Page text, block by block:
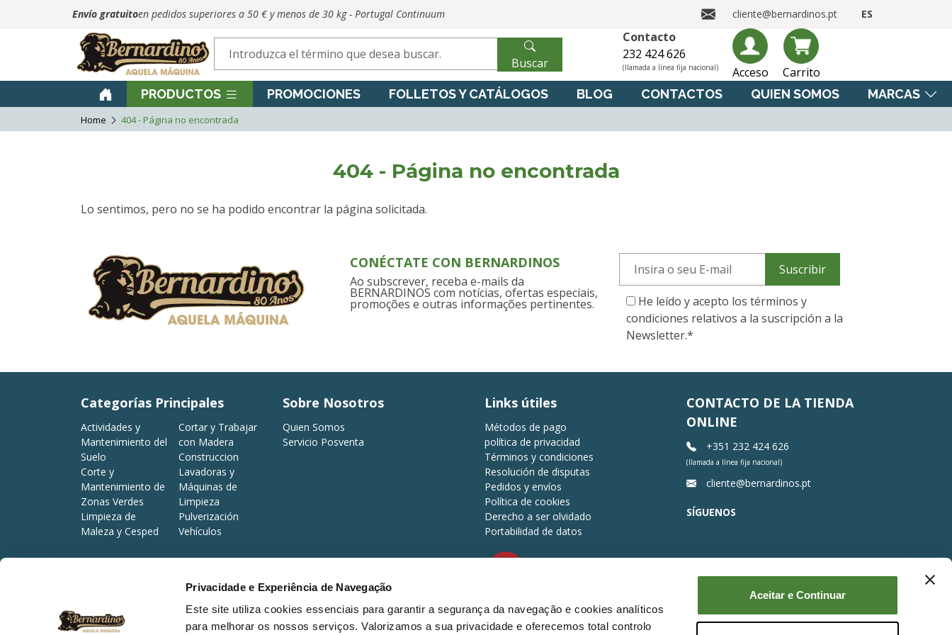
Privacidade e Experiência de Navegação
Este site utiliza cookies essenciais para garantir a segurança da navegação e cookies analíticos
para melhorar os nossos serviços. Valorizamos a sua privacidade e oferecemos total controlo
Aceitar e Continuar
Envío gratuitoen pedidos superiores a 50 € y menos de 30 kg - Portugal Continuum cliente@bernardinos.pt ES
Buscar
Contacto
232 424 626
(llamada a línea fija nacional) Acceso Carrito
PRODUCTOS PROMOCIONES FOLLETOS Y CATÁLOGOS BLOG CONTACTOS QUIEN SOMOS MARCAS
Home 404 - Página no encontrada
404 - Página no encontrada
Lo sentimos, pero no se ha podido encontrar la página solicitada.
CONÉCTATE CON BERNARDINOS
Ao subscrever, receba e-mails da
BERNARDINOS com notícias, ofertas especiais,
promoções e outras informações pertinentes.
Suscribir
He leído y acepto los términos y
condiciones relativos a la suscripción a la
Newsletter.*
Categorías Principales
Actividades y
Mantenimiento del
Suelo
Corte y
Mantenimiento de
Zonas Verdes
Limpieza de
Maleza y Cesped
Cortar y Trabajar
con Madera
Construccion
Lavadoras y
Máquinas de
Limpieza
Pulverización
Vehículos
Sobre Nosotros
Quien Somos
Servicio Posventa
Links útiles
Métodos de pago
política de privacidad
Términos y condiciones
Resolución de disputas
Pedidos y envíos
Política de cookies
Derecho a ser olvidado
Portabilidad de datos
CONTACTO DE LA TIENDA
ONLINE
+351 232 424 626
(llamada a línea fija nacional)
cliente@bernardinos.pt
SÍGUENOS
©2026 Bernardino Caetano & Costa, Lda. All rights reserved. Métodos de pago